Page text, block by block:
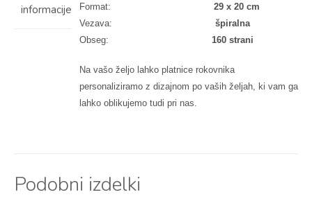
informacije
Format: 29 x 20 cm
Vezava: špiralna
Obseg: 160 strani
Na vašo željo lahko platnice rokovnika
personaliziramo z dizajnom po vaših željah, ki vam ga
lahko oblikujemo tudi pri nas.
Podobni izdelki